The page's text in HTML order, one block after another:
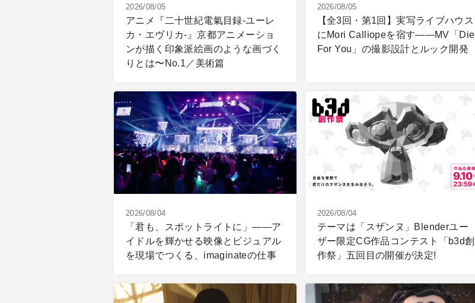
2026/08/05
アニメ『二十世紀電氣目録-ユーレ
カ・エヴリカ-』京都アニメーショ
ンが描く印象派絵画のような画づく
りとは〜No.1／美術篇
2026/08/05
【全3回・第1回】実写ライブハウス
にMori Calliopeを宿す――MV「Die
For You」の撮影設計とルック開発
2026/08/04
「君も、スポットライトに」――ア
イドルを輝かせる映像とビジュアル
を現場でつくる、imaginateの仕事
2026/08/04
テーマは「スザンヌ」Blenderユー
ザー限定CG作品コンテスト「b3d創
作祭」五回目の開催が決定!